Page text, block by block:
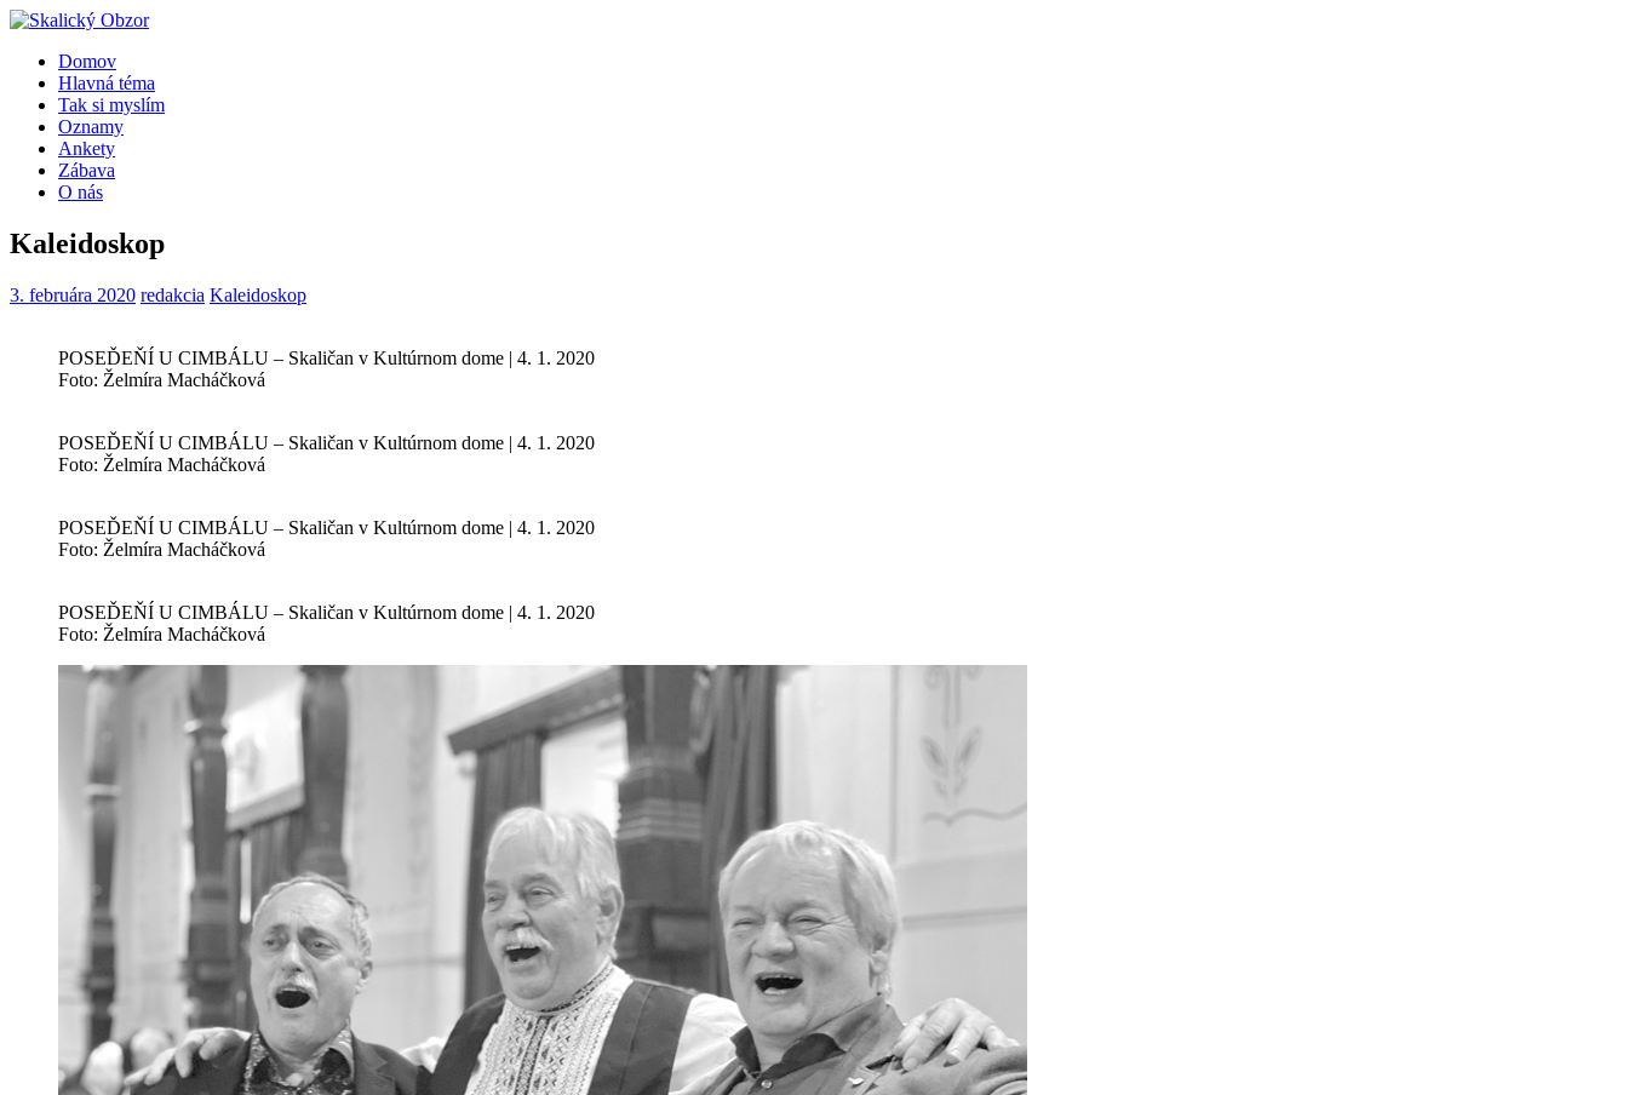
Domov
Hlavná téma
Tak si myslím
Oznamy
Ankety
Zábava
O nás
Kaleidoskop
3. februára 2020 redakcia Kaleidoskop
POSEĎEŇÍ U CIMBÁLU – Skaličan v Kultúrnom dome | 4. 1. 2020
Foto: Želmíra Macháčková
POSEĎEŇÍ U CIMBÁLU – Skaličan v Kultúrnom dome | 4. 1. 2020
Foto: Želmíra Macháčková
POSEĎEŇÍ U CIMBÁLU – Skaličan v Kultúrnom dome | 4. 1. 2020
Foto: Želmíra Macháčková
POSEĎEŇÍ U CIMBÁLU – Skaličan v Kultúrnom dome | 4. 1. 2020
Foto: Želmíra Macháčková